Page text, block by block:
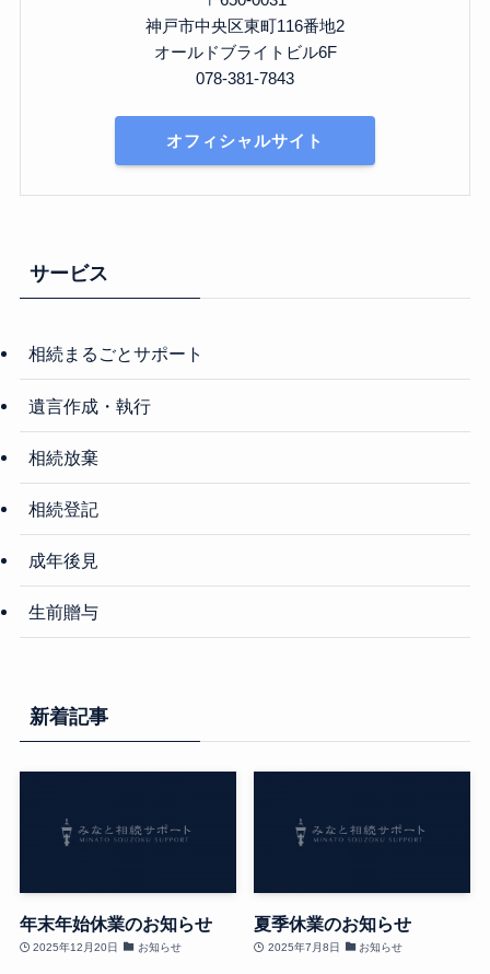
神戸市中央区東町116番地2
オールドブライトビル6F
078-381-7843
オフィシャルサイト
サービス
相続まるごとサポート
遺言作成・執行
相続放棄
相続登記
成年後見
生前贈与
新着記事
年末年始休業のお知らせ
2025年12月20日 お知らせ
夏季休業のお知らせ
2025年7月8日 お知らせ